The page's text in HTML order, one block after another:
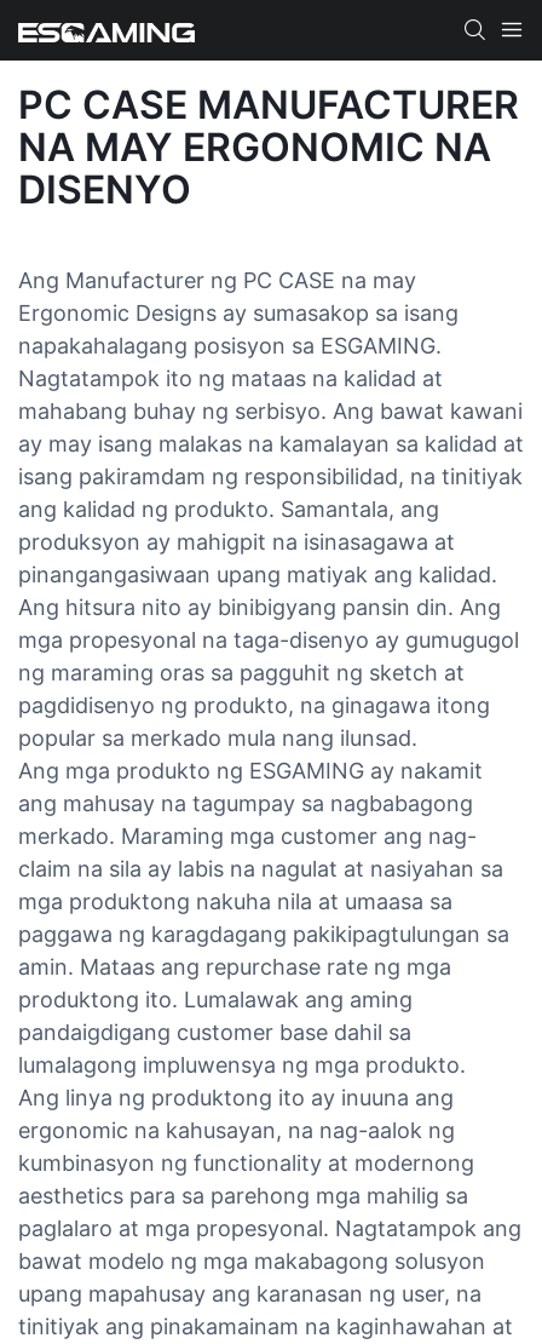
PC CASE MANUFACTURER
NA MAY ERGONOMIC NA
DISENYO
Ang Manufacturer ng PC CASE na may
Ergonomic Designs ay sumasakop sa isang
napakahalagang posisyon sa ESGAMING.
Nagtatampok ito ng mataas na kalidad at
mahabang buhay ng serbisyo. Ang bawat kawani
ay may isang malakas na kamalayan sa kalidad at
isang pakiramdam ng responsibilidad, na tinitiyak
ang kalidad ng produkto. Samantala, ang
produksyon ay mahigpit na isinasagawa at
pinangangasiwaan upang matiyak ang kalidad.
Ang hitsura nito ay binibigyang pansin din. Ang
mga propesyonal na taga-disenyo ay gumugugol
ng maraming oras sa pagguhit ng sketch at
pagdidisenyo ng produkto, na ginagawa itong
popular sa merkado mula nang ilunsad.
Ang mga produkto ng ESGAMING ay nakamit
ang mahusay na tagumpay sa nagbabagong
merkado. Maraming mga customer ang nag-
claim na sila ay labis na nagulat at nasiyahan sa
mga produktong nakuha nila at umaasa sa
paggawa ng karagdagang pakikipagtulungan sa
amin. Mataas ang repurchase rate ng mga
produktong ito. Lumalawak ang aming
pandaigdigang customer base dahil sa
lumalagong impluwensya ng mga produkto.
Ang linya ng produktong ito ay inuuna ang
ergonomic na kahusayan, na nag-aalok ng
kumbinasyon ng functionality at modernong
aesthetics para sa parehong mga mahilig sa
paglalaro at mga propesyonal. Nagtatampok ang
bawat modelo ng mga makabagong solusyon
upang mapahusay ang karanasan ng user, na
tinitiyak ang pinakamainam na kaginhawahan at